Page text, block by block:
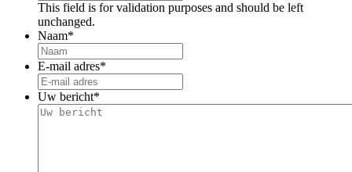
This field is for validation purposes and should be left
unchanged.
Naam*
E-mail adres*
Uw bericht*